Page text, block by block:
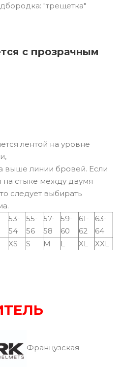
"трещетка"
с прозрачным
лентой на уровне
выше линии бровей. Если
на стыке между двумя
следует выбирать
53-
54
55-
56
57-
58
59-
60
61-
62
63-
64
XS S M L XL XXL
Французская